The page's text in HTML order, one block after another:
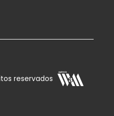
reservados